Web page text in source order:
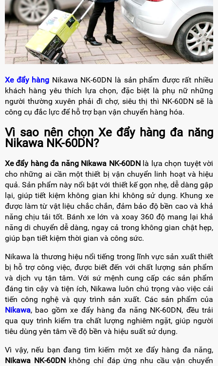
Xe đẩy hàng Nikawa NK-60DN là sản phẩm được rất nhiều
khách hàng yêu thích lựa chọn, đặc biệt là phụ nữ những
người thường xuyên phải đi chợ, siêu thị thì NK-60DN sẽ là
công cụ đắc lực để hỗ trợ bạn vận chuyển hàng hóa.
Vì sao nên chọn Xe đẩy hàng đa năng
Nikawa NK-60DN?
Xe đẩy hàng đa năng Nikawa NK-60DNlà lựa chọn tuyệt vời
cho những ai cần một thiết bị vận chuyển linh hoạt và hiệu
quả. Sản phẩm này nổi bật với thiết kế gọn nhẹ, dễ dàng gập
lại, giúp tiết kiệm không gian khi không sử dụng. Khung xe
được làm từ vật liệu chắc chắn, đảm bảo độ bền cao và khả
năng chịu tải tốt. Bánh xe lớn và xoay 360 độ mang lại khả
năng di chuyển dễ dàng, ngay cả trong không gian chật hẹp,
giúp bạn tiết kiệm thời gian và công sức.
Nikawa là thương hiệu nổi tiếng trong lĩnh vực sản xuất thiết
bị hỗ trợ công việc, được biết đến với chất lượng sản phẩm
và dịch vụ tận tâm. Với sứ mệnh cung cấp các sản phẩm
đáng tin cậy và tiện ích, Nikawa luôn chú trọng vào việc cải
tiến công nghệ và quy trình sản xuất. Các sản phẩm của
Nikawa, bao gồm xe đẩy hàng đa năng NK-60DN, đều trải
qua quy trình kiểm tra chất lượng nghiêm ngặt, giúp người
tiêu dùng yên tâm về độ bền và hiệu suất sử dụng.
Vì vậy, nếu bạn đang tìm kiếm một xe đẩy hàng đa năng,
Nikawa NK-60DNkhông chỉ đáp ứng nhu cầu vận chuyển